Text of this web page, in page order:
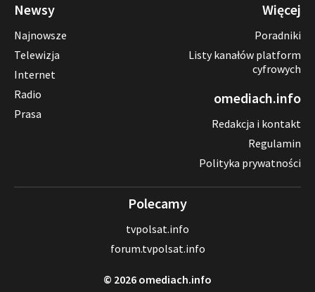
Newsy
Najnowsze
Telewizja
Internet
Radio
Prasa
Więcej
Poradniki
Listy kanałów platform
cyfrowych
omediach.info
Redakcja i kontakt
Regulamin
Polityka prywatności
Polecamy
tvpolsat.info
forum.tvpolsat.info
© 2026 omediach.info